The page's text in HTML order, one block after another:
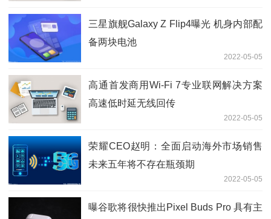
三星旗舰Galaxy Z Flip4曝光 机身内部配
备两块电池
2022-05-05
高通首发商用Wi-Fi 7专业联网解决方案
高速低时延无线回传
2022-05-05
荣耀CEO赵明：全面启动海外市场销售
未来五年将不存在瓶颈期
2022-05-05
曝谷歌将很快推出Pixel Buds Pro 具有主